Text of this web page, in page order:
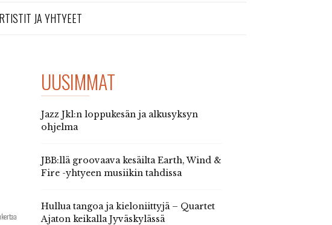
JA YHTYEET
UUSIMMAT
Jazz Jkl:n loppukesän ja alkusyksyn
ohjelma
JBB:llä groovaava kesäilta Earth, Wind &
Fire -yhtyeen musiikin tahdissa
Hullua tangoa ja kieloniittyjä – Quartet
Ajaton keikalla Jyväskylässä